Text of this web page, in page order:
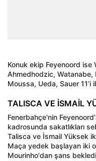
Konuk ekip Feyenoord ise
Ahmedhodzic, Watanabe,
Moussa, Ueda, Sauer 11’i
TALISCA VE İSMAİL
Fenerbahçe'nin
kadrosunda sakatlıkları
Talisca ve İsmail Yüksek
Maça yedek başlayan iki
Mourinho'dan şans